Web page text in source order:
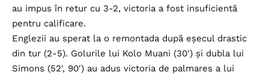
au impus în retur cu 3-2, victoria a fost insuficientă
pentru calificare.
Englezii au sperat la o remontada după eșecul drastic
din tur (2-5). Golurile lui Kolo Muani (30′) și dubla lui
Simons (52′, 90′) au adus victoria de palmares a lui